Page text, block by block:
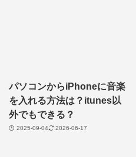
パソコンからiPhoneに音楽
を入れる方法は？itunes以
外でもできる？
2025-09-04 2026-06-17